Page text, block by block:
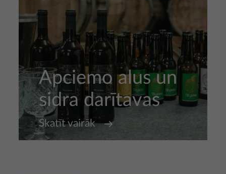
Apciemo alus un
sidra darītavas
Skatīt vairāk